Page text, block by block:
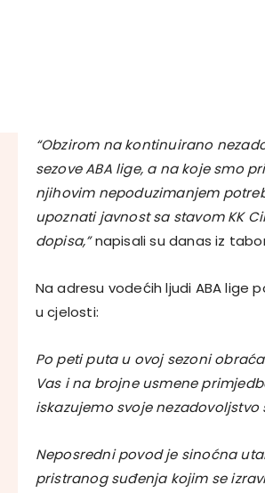
“Obzirom na kontinuirano
sezove ABA lige, a na koje smo
njihovim nepoduzimanjem
upoznati javnost sa stavom KK
dopisa,”napisali su danas iz
Na adresu vodećih ljudi ABA lige
u cjelosti:
Po peti puta u ovoj sezoni
Vas i na brojne usmene
iskazujemo svoje
Neposredni povod je sinoćna
pristranog suđenja kojim se